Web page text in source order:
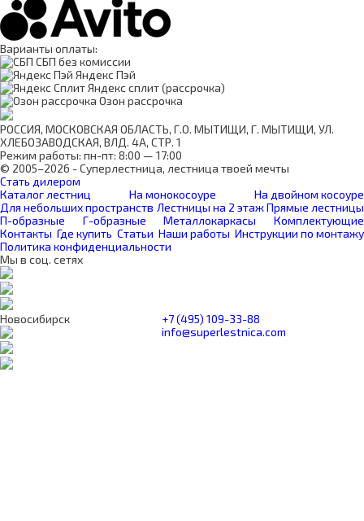
Варианты оплаты:
СБП без комиссии
Яндекс Пэй
Яндекс сплит (рассрочка)
Озон рассрочка
РОССИЯ, МОСКОВСКАЯ ОБЛАСТЬ, Г.О. МЫТИЩИ, Г. МЫТИЩИ, УЛ.
ХЛЕБОЗАВОДСКАЯ, ВЛД. 4А, СТР. 1
Режим работы: пн-пт: 8:00 — 17:00
© 2005–2026 - Суперлестница, лестница твоей мечты
Стать дилером
Каталог лестниц
На монокосоуре
На двойном косоуре
Для небольших пространств Лестницы на 2 этаж Прямые лестницы
П-образные
Г-образные Металлокаркасы
Комплектующие
Контакты Где купить Статьи Наши работы Инструкции по монтажу
Политика конфиденциальности
Мы в соц. сетях
Новосибирск
+7 (495) 109-33-88
info@superlestnica.com